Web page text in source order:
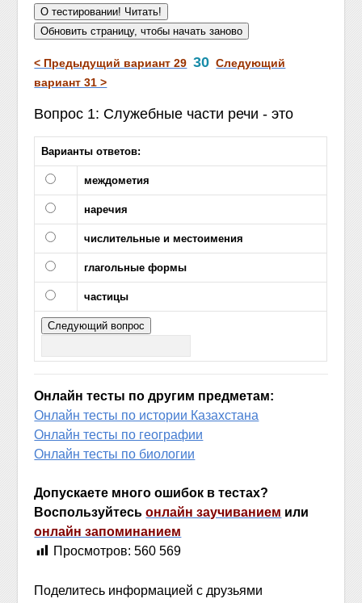
< Предыдущий вариант 29 30 Следующий
вариант 31 >
Вопрос 1: Служебные части речи - это
Варианты ответов:
междометия
наречия
числительные и местоимения
глагольные формы
частицы
Онлайн тесты по другим предметам:
Онлайн тесты по истории Казахстана
Онлайн тесты по географии
Онлайн тесты по биологии
Допускаете много ошибок в тестах?
Воспользуйтесьонлайн заучиванием или
онлайн запоминанием
Просмотров: 560 569
Поделитесь информацией с друзьями